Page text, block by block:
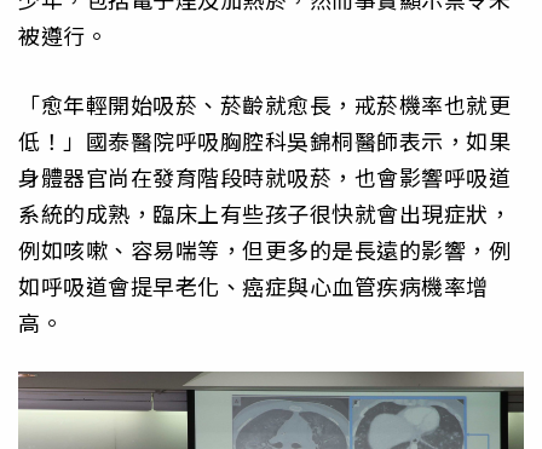
被遵行。
「愈年輕開始吸菸、菸齡就愈長，戒菸機率也就更
低！」國泰醫院呼吸胸腔科吳錦桐醫師表示，如果
身體器官尚在發育階段時就吸菸，也會影響呼吸道
系統的成熟，臨床上有些孩子很快就會出現症狀，
例如咳嗽、容易喘等，但更多的是長遠的影響，例
如呼吸道會提早老化、癌症與心血管疾病機率增
高。